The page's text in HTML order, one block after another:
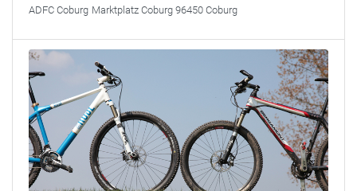
ADFC Coburg Marktplatz Coburg 96450 Coburg